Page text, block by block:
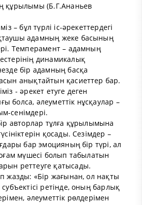
құрылымы (Б.Г.Ананьев
– бұл түрлі іс-әрекеттердегі
адамның жеке басының
Темперамент – адамның
динамикалық
бір адамның басқа
анықтайтын қасиеттер бар.
- әрекет етуге деген
болса, әлеуметтік нұсқаулар –
сенімдері.
авторлар тұлға құрылымына
қосады. Сезімдер –
бар эмоцияның бір түрі, ал
мүшесі болып табылатын
реттеуге қатысады.
жазды: «Бір жағынан, ол нақты
ретінде, оның барлық
әлеуметтік рөлдерімен